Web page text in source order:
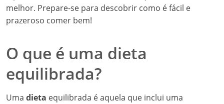
melhor. Prepare-se para descobrir como é fácil e
prazeroso comer bem!
O que é uma dieta
equilibrada?
Uma dieta equilibrada é aquela que inclui uma